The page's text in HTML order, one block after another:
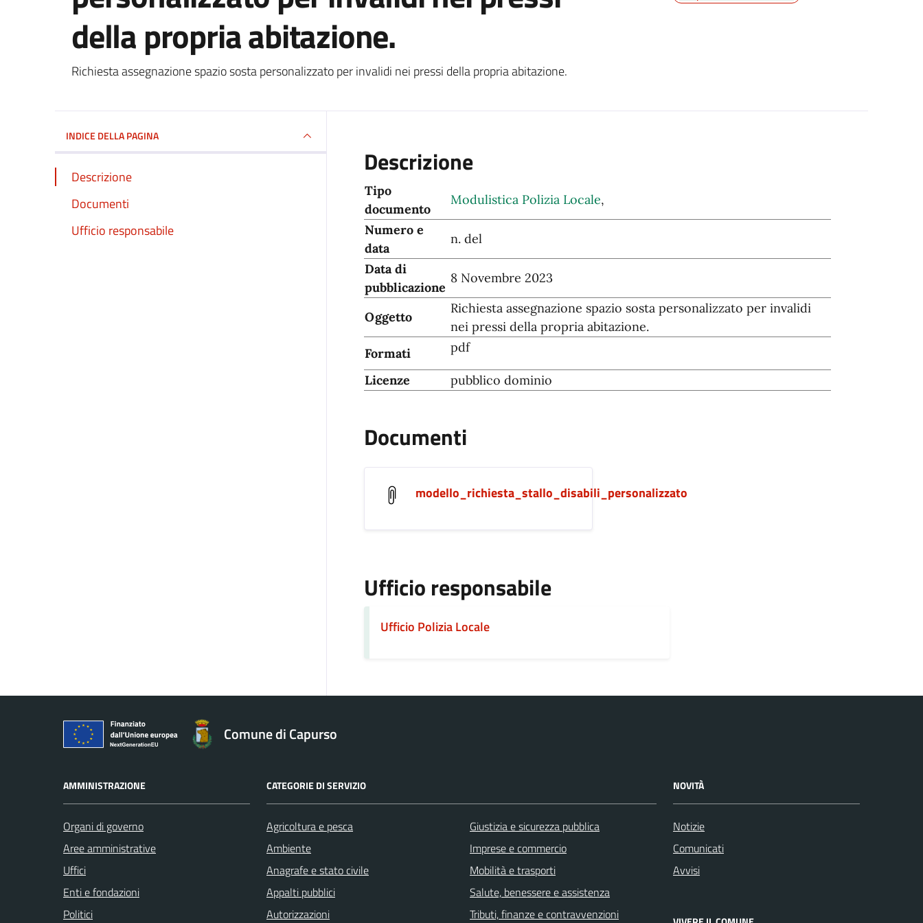
della propria abitazione.
Dettagli del documento
Richiesta assegnazione spazio sosta personalizzato per invalidi nei pressi della propria abitazione.
INDICE DELLA PAGINA
Descrizione
Documenti
Ufficio responsabile
Descrizione
Tipo
documento
Modulistica Polizia Locale,
Numero e
data
n. del
Data di
pubblicazione
8 Novembre 2023
Oggetto
Richiesta assegnazione spazio sosta personalizzato per invalidi
nei pressi della propria abitazione.
Formati
pdf
Licenze pubblico dominio
Documenti
modello_richiesta_stallo_disabili_personalizzato
Ufficio responsabile
Ufficio Polizia Locale
Comune di Capurso
AMMINISTRAZIONE
Organi di governo
Aree amministrative
Uffici
Enti e fondazioni
Politici
CATEGORIE DI SERVIZIO
Agricoltura e pesca
Ambiente
Anagrafe e stato civile
Appalti pubblici
Autorizzazioni
Giustizia e sicurezza pubblica
Imprese e commercio
Mobilità e trasporti
Salute, benessere e assistenza
Tributi, finanze e contravvenzioni
NOVITÀ
Notizie
Comunicati
Avvisi